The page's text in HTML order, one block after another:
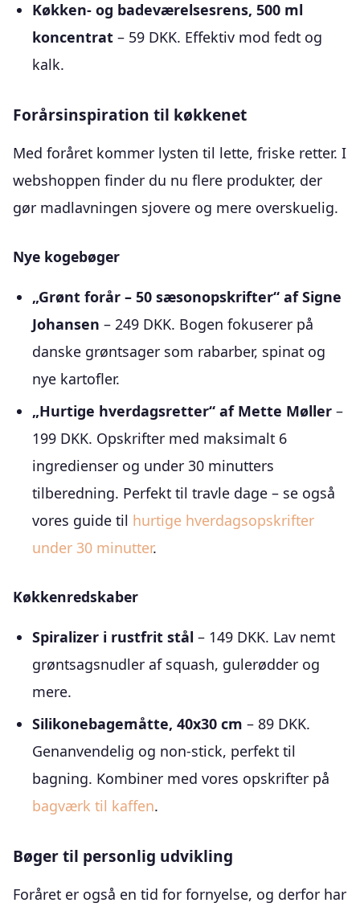
Køkken- og badeværelsesrens, 500 ml
koncentrat – 59 DKK. Effektiv mod fedt og
kalk.
Forårsinspiration til køkkenet
Med foråret kommer lysten til lette, friske retter. I
webshoppen finder du nu flere produkter, der
gør madlavningen sjovere og mere overskuelig.
Nye kogebøger
„Grønt forår – 50 sæsonopskrifter“ af Signe
Johansen – 249 DKK. Bogen fokuserer på
danske grøntsager som rabarber, spinat og
nye kartofler.
„Hurtige hverdagsretter“ af Mette Møller –
199 DKK. Opskrifter med maksimalt 6
ingredienser og under 30 minutters
tilberedning. Perfekt til travle dage – se også
vores guide til hurtige hverdagsopskrifter
under 30 minutter.
Køkkenredskaber
Spiralizer i rustfrit stål – 149 DKK. Lav nemt
grøntsagsnudler af squash, gulerødder og
mere.
Silikonebagemåtte, 40x30 cm – 89 DKK.
Genanvendelig og non-stick, perfekt til
bagning. Kombiner med vores opskrifter på
bagværk til kaffen.
Bøger til personlig udvikling
Foråret er også en tid for fornyelse, og derfor har